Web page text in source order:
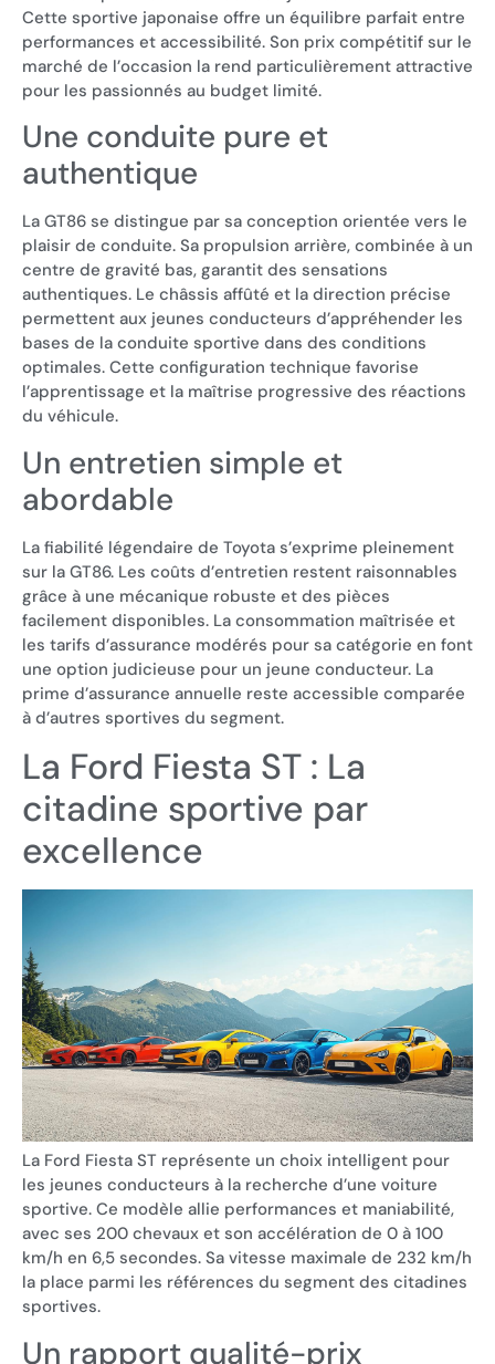
Cette sportive japonaise offre un équilibre parfait entre
performances et accessibilité. Son prix compétitif sur le
marché de l’occasion la rend particulièrement attractive
pour les passionnés au budget limité.
Une conduite pure et
authentique
La GT86 se distingue par sa conception orientée vers le
plaisir de conduite. Sa propulsion arrière, combinée à un
centre de gravité bas, garantit des sensations
authentiques. Le châssis affûté et la direction précise
permettent aux jeunes conducteurs d’appréhender les
bases de la conduite sportive dans des conditions
optimales. Cette configuration technique favorise
l’apprentissage et la maîtrise progressive des réactions
du véhicule.
Un entretien simple et
abordable
La fiabilité légendaire de Toyota s’exprime pleinement
sur la GT86. Les coûts d’entretien restent raisonnables
grâce à une mécanique robuste et des pièces
facilement disponibles. La consommation maîtrisée et
les tarifs d’assurance modérés pour sa catégorie en font
une option judicieuse pour un jeune conducteur. La
prime d’assurance annuelle reste accessible comparée
à d’autres sportives du segment.
La Ford Fiesta ST : La
citadine sportive par
excellence
La Ford Fiesta ST représente un choix intelligent pour
les jeunes conducteurs à la recherche d’une voiture
sportive. Ce modèle allie performances et maniabilité,
avec ses 200 chevaux et son accélération de 0 à 100
km/h en 6,5 secondes. Sa vitesse maximale de 232 km/h
la place parmi les références du segment des citadines
sportives.
Un rapport qualité-prix